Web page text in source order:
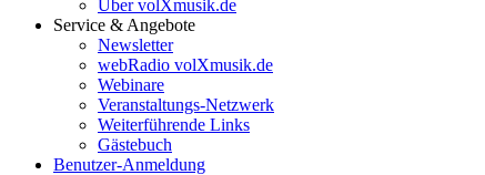
Über volXmusik.de
Service & Angebote
Newsletter
webRadio volXmusik.de
Webinare
Veranstaltungs-Netzwerk
Weiterführende Links
Gästebuch
Benutzer-Anmeldung